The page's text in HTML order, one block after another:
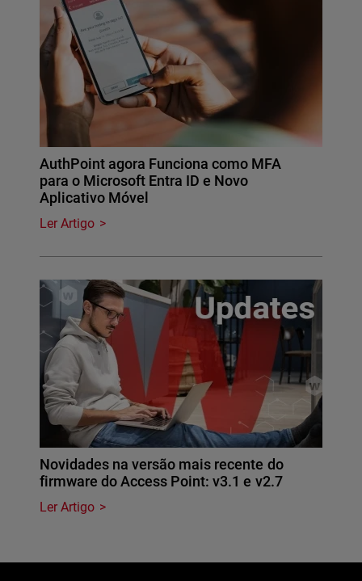
AuthPoint agora Funciona como MFA
para o Microsoft Entra ID e Novo
Aplicativo Móvel
Ler Artigo
Novidades na versão mais recente do
firmware do Access Point: v3.1 e v2.7
Ler Artigo